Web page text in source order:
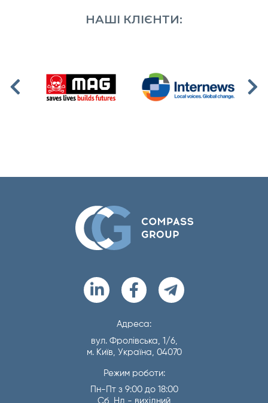
НАШІ КЛІЄНТИ:
Адреса:
вул. Фролівська, 1/6,
м. Київ, Україна, 04070
Режим роботи:
Пн-Пт з 9:00 до 18:00
Сб, Нд - вихідний